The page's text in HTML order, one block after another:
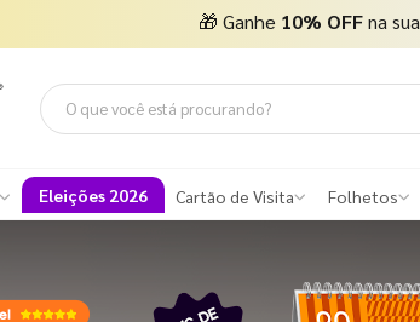
🎁 Ganhe 10% OFFna sua
Eleições 2026 Cartão de Visita Folhetos